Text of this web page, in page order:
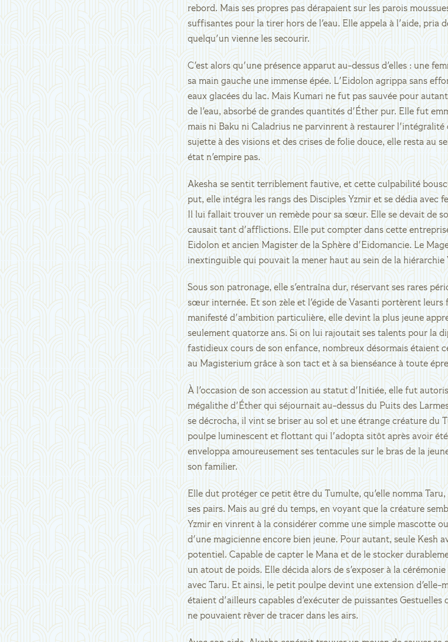
rebord. Mais ses propres pas dérapaient sur les parois
suffisantes pour la tirer hors de l'eau. Elle appela à l'aide, pria
quelqu'un vienne les secourir.
C'est alors qu'une présence apparut au-dessus d'elles : une
sa main gauche une immense épée. L'Eidolon agrippa sans
eaux glacées du lac. Mais Kumari ne fut pas sauvée pour
de l'eau, absorbé de grandes quantités d'Éther pur. Elle fut
mais ni Baku ni Caladrius ne parvinrent à restaurer l'intégralité
sujette à des visions et des crises de folie douce, elle resta au
état n'empire pas.
Akesha se sentit terriblement fautive, et cette culpabilité
put, elle intégra les rangs des Disciples Yzmir et se dédia avec
Il lui fallait trouver un remède pour sa sœur. Elle se devait de
causait tant d'afflictions. Elle put compter dans cette
Eidolon et ancien Magister de la Sphère d'Eidomancie. Le
inextinguible qui pouvait la mener haut au sein de la
Sous son patronage, elle s'entraîna dur, réservant ses rares
sœur internée. Et son zèle et l'égide de Vasanti portèrent leurs
manifesté d'ambition particulière, elle devint la plus jeune
seulement quatorze ans. Si on lui rajoutait ses talents pour la
fastidieux cours de son enfance, nombreux désormais étaient
au Magisterium grâce à son tact et à sa bienséance à toute
À l'occasion de son accession au statut d'Initiée, elle fut
mégalithe d'Éther qui séjournait au-dessus du Puits des
se décrocha, il vint se briser au sol et une étrange créature du
poulpe luminescent et flottant qui l'adopta sitôt après avoir
enveloppa amoureusement ses tentacules sur le bras de la
son familier.
Elle dut protéger ce petit être du Tumulte, qu'elle nomma
ses pairs. Mais au gré du temps, en voyant que la créature
Yzmir en vinrent à la considérer comme une simple mascotte
d'une magicienne encore bien jeune. Pour autant, seule Kesh
potentiel. Capable de capter le Mana et de le stocker
un atout de poids. Elle décida alors de s'exposer à la
avec Taru. Et ainsi, le petit poulpe devint une extension d'elle-
étaient d'ailleurs capables d'exécuter de puissantes Gestuelles
ne pouvaient rêver de tracer dans les airs.